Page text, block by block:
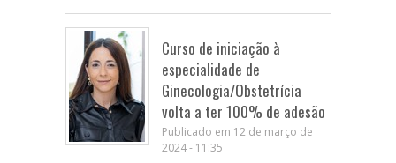
Curso de iniciação à
especialidade de
Ginecologia/Obstetrícia
volta a ter 100% de adesão
Publicado em 12 de março de
2024 - 11:35